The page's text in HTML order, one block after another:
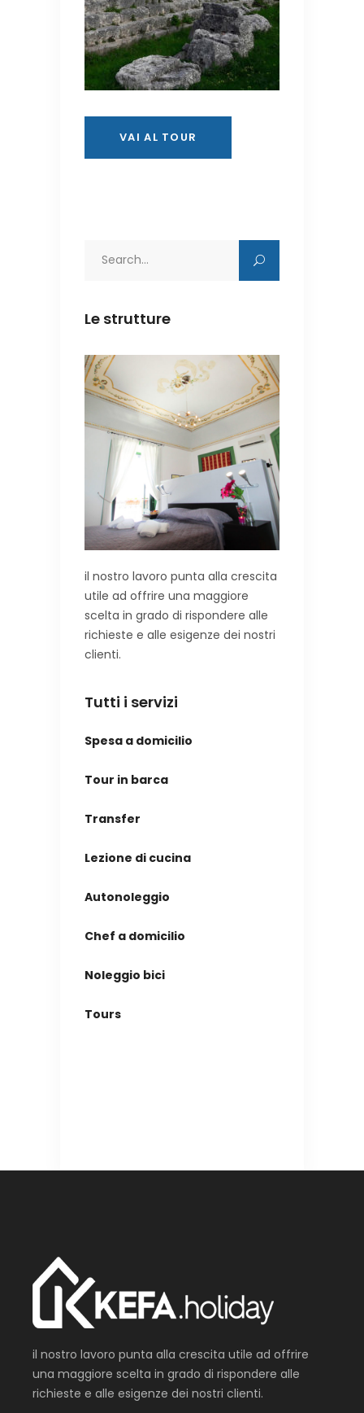
VAI AL TOUR
Le strutture
il nostro lavoro punta alla crescita
utile ad offrire una maggiore
scelta in grado di rispondere alle
richieste e alle esigenze dei nostri
clienti.
Tutti i servizi
Spesa a domicilio
Tour in barca
Transfer
Lezione di cucina
Autonoleggio
Chef a domicilio
Noleggio bici
Tours
il nostro lavoro punta alla crescita utile ad offrire
una maggiore scelta in grado di rispondere alle
richieste e alle esigenze dei nostri clienti.